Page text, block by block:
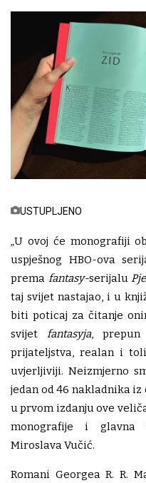
USTUPLJENO
„U ovoj će monografiji
uspješnog HBO-ova
prema fantasy-serijalu
taj svijet nastajao, i u
biti poticaj za čitanje
svijet fantasyja,
prijateljstva, realan i
uvjerljiviji. Neizmjerno
jedan od 46 nakladnika
u prvom izdanju ove
monografije i glavna
Miroslava Vučić.
Romani Georgea R. R.